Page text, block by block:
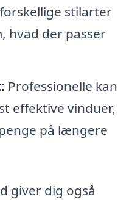
stilarter
hvad der passer
Professionelle kan
effektive vinduer,
på længere
giver dig også